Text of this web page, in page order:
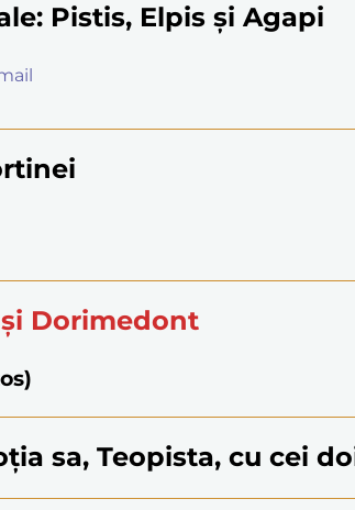
Pistis, Elpis și Agapi
și Dorimedont
sa, Teopista, cu cei